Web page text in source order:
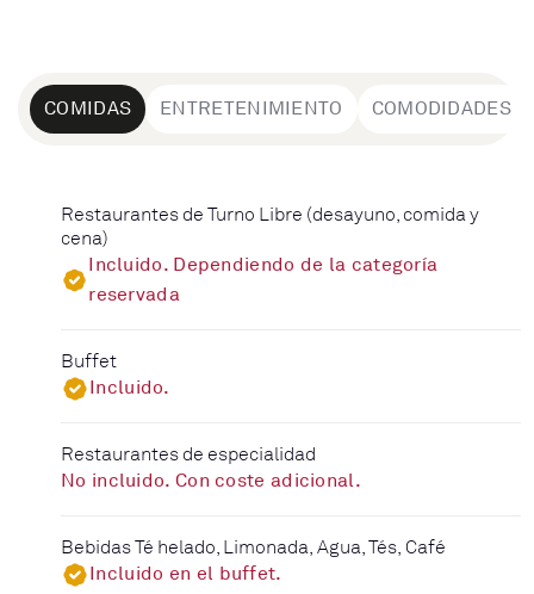
COMIDAS ENTRETENIMIENTO COMODIDADES
Restaurantes de Turno Libre (desayuno, comida y
cena)
Incluido. Dependiendo de la categoría
reservada
Buffet
Incluido.
Restaurantes de especialidad
No incluido. Con coste adicional.
Bebidas Té helado, Limonada, Agua, Tés, Café
Incluido en el buffet.